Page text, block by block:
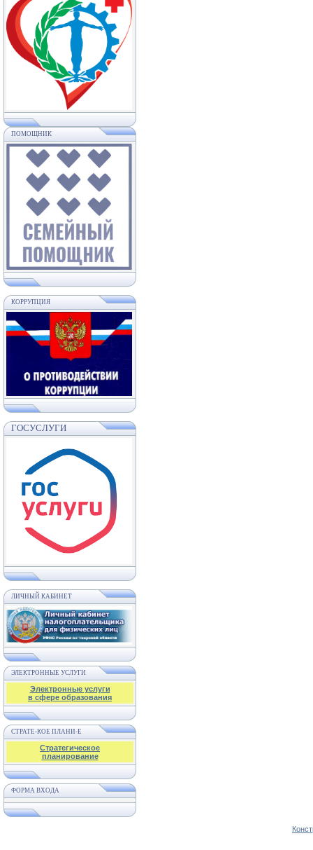
ПОМОЩНИК
КОРРУПЦИЯ
ГОСУСЛУГИ
ЛИЧНЫЙ КАБИНЕТ
ЭЛЕКТРОННЫЕ УСЛУГИ
Электронные услуги
в сфере образования
СТРАТЕ-КОЕ ПЛАНИ-Е
Стратегическое
планирование
ФОРМА ВХОДА